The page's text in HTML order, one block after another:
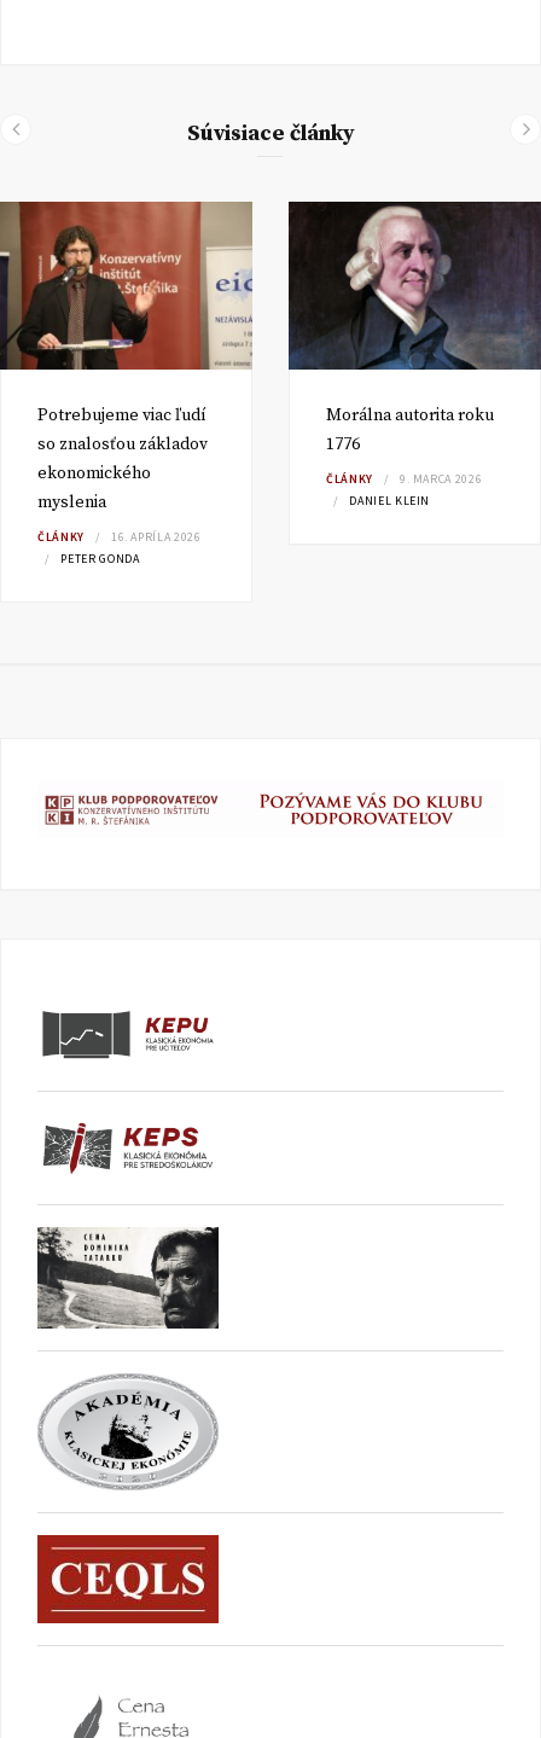
Súvisiace články
Potrebujeme viac ľudí
so znalosťou základov
ekonomického
myslenia
ČLÁNKY
16. APRÍLA 2026
PETER GONDA
Morálna autorita roku
1776
ČLÁNKY
9. MARCA 2026
DANIEL KLEIN